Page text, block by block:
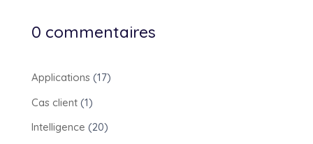
0 commentaires
Applications (17)
Cas client(1)
Intelligence (20)